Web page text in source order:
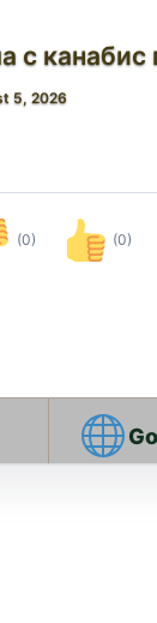
с канабис
5, 2026
(0) (0)